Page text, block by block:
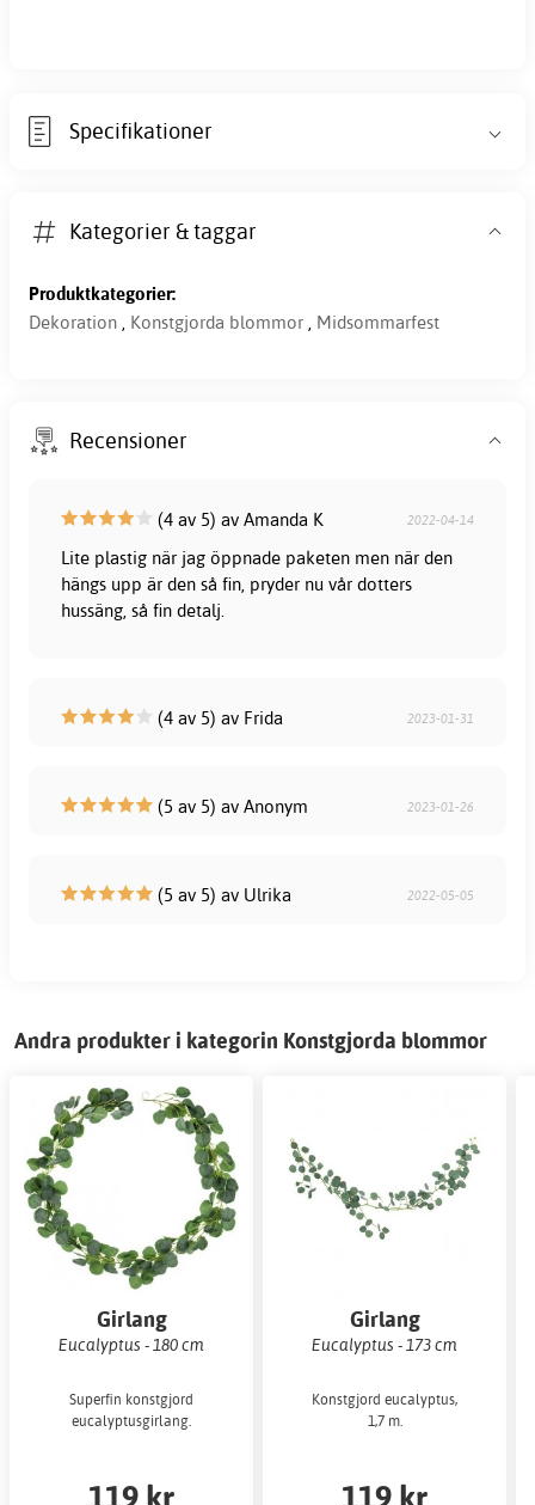
Specifikationer
Kategorier & taggar
Produktkategorier:
Dekoration
Konstgjorda blommor Midsommarfest
Recensioner
(4 av 5) av Amanda K 2022-04-14
Lite plastig när jag öppnade paketen men när den
hängs upp är den så fin, pryder nu vår dotters
hussäng, så fin detalj.
(4 av 5) av Frida 2023-01-31
(5 av 5) av Anonym 2023-01-26
(5 av 5) av Ulrika 2022-05-05
Andra produkter i kategorin Konstgjorda blommor
Girlang
Eucalyptus - 180 cm
Superfin konstgjord
eucalyptusgirlang.
119 kr
Girlang
Eucalyptus - 173 cm
Konstgjord eucalyptus,
1,7 m.
119 kr